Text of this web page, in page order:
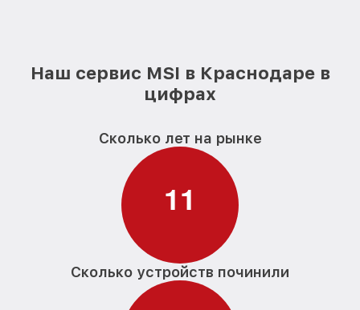
Наш сервис MSI в Краснодаре в
цифрах
Сколько лет на рынке
11
Сколько устройств починили